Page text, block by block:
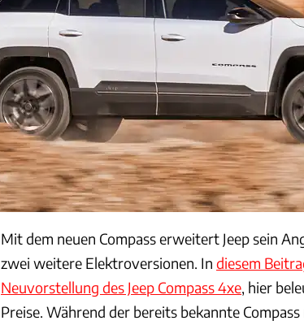
Mit dem neuen Compass erweitert Jeep sein
zwei weitere Elektroversionen. In diesem
Neuvorstellung des Jeep Compass 4xe , hier
Preise. Während der bereits bekannte